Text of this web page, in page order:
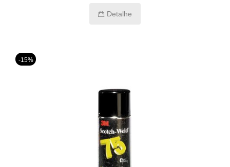
Detalhe
-15%